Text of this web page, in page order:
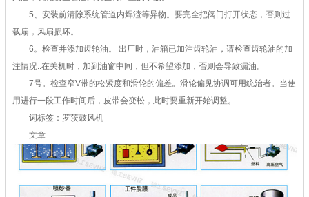
5、安装前清除系统管道内焊渣等异物。要完全把阀门打开状态，否则过
载扇，风扇损坏。
6。检查并添加齿轮油。 出厂时，油箱已加注齿轮油，请检查齿轮油的加
注情况..在关机时，加到油窗中间，但不希望添加，否则会导致漏油。
7号。检查窄V带的松紧度和滑轮的偏差。滑轮偏见协调可用统治者。当使
用进行一段工作时间后，皮带会变松，此时要重新开始调整。
词标签：罗茨鼓风机
文章